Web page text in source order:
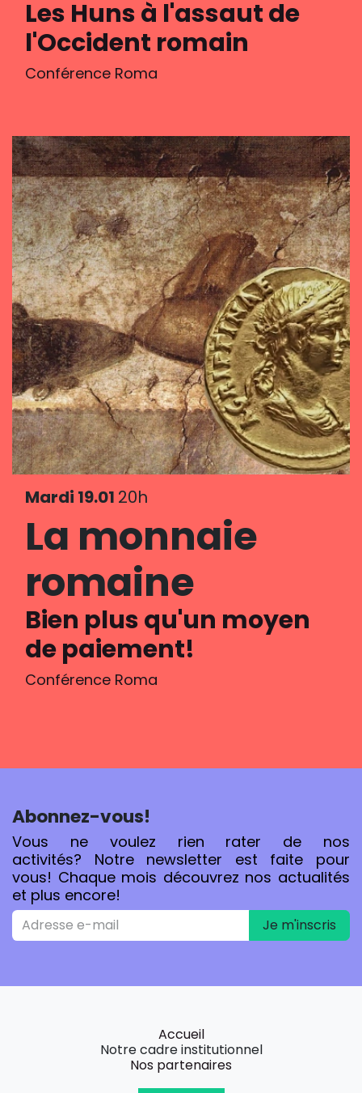
Les Huns à l'assaut de
l'Occident romain
Conférence Roma
Mardi 19.01 20h
La monnaie
romaine
Bien plus qu'un moyen
de paiement!
Conférence Roma
Abonnez-vous!
Vous ne voulez rien rater de nos
activités? Notre newsletter est faite pour
vous! Chaque mois découvrez nos actualités
et plus encore!
Je m'inscris
Accueil
Notre cadre institutionnel
Nos partenaires